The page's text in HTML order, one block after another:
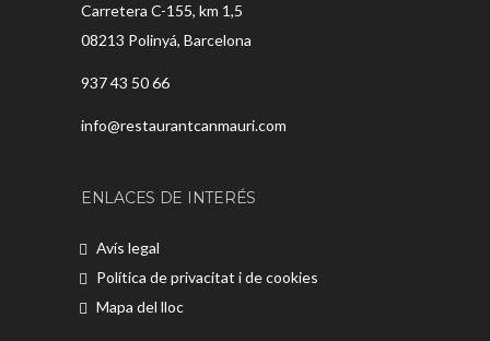
Carretera C-155, km 1,5
08213 Polinyá, Barcelona
937 43 50 66
info@restaurantcanmauri.com
ENLACES DE INTERÉS
Avís legal
Política de privacitat i de cookies
Mapa del lloc